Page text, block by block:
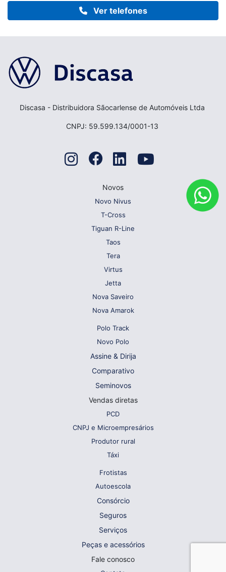
Ver telefones
Discasa - Distribuidora Sãocarlense de Automóveis Ltda
CNPJ: 59.599.134/0001-13
Novos
Novo Nivus
T-Cross
Tiguan R-Line
Taos
Tera
Virtus
Jetta
Nova Saveiro
Nova Amarok
Polo Track
Novo Polo
Assine & Dirija
Comparativo
Seminovos
Vendas diretas
PCD
CNPJ e Microempresários
Produtor rural
Táxi
Frotistas
Autoescola
Consórcio
Seguros
Serviços
Peças e acessórios
Fale conosco